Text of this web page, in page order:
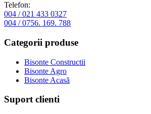
Telefon:
004 / 021 433 0327
004 / 0756. 169. 788
Categorii produse
Bisonte Constructii
Bisonte Agro
Bisonte Acasă
Suport clienti